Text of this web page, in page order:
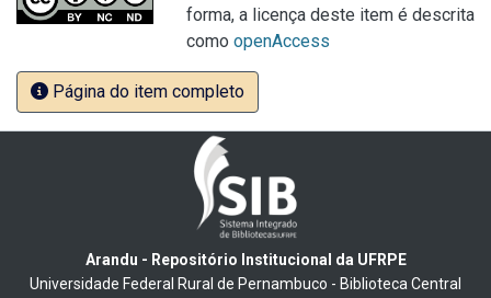
forma, a licença deste item é descrita
como openAccess
Página do item completo
Arandu - Repositório Institucional da UFRPE
Universidade Federal Rural de Pernambuco - Biblioteca Central